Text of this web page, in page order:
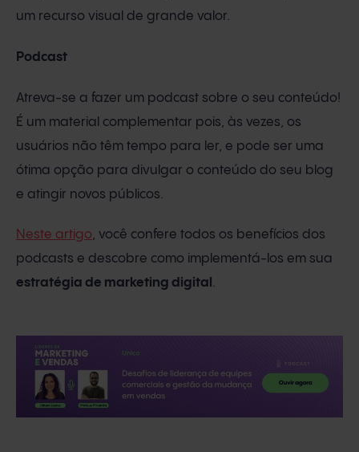
um recurso visual de grande valor.
Podcast
Atreva-se a fazer um podcast sobre o seu conteúdo!
É um material complementar pois, às vezes, os
usuários não têm tempo para ler, e pode ser uma
ótima opção para divulgar o conteúdo do seu blog
e atingir novos públicos.
Neste artigo, você confere todos os benefícios dos
podcasts e descobre como implementá-los em sua
estratégia de marketing digital .